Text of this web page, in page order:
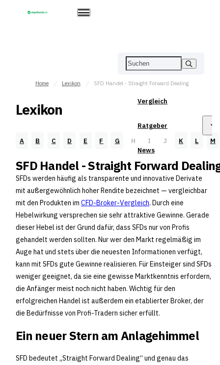
Vergleich
Ratgeber
News
Home Lexikon SFD Handel - Straight Forward Dealing
Lexikon
A B C D E F G H I J K L M
SFD Handel - Straight Forward
SFDs werden häufig als transparente und innovative Derivate
mit außergewöhnlich hoher Rendite bezeichnet — vergleichbar
mit den Produkten im CFD-Broker-Vergleich. Durch eine
Hebelwirkung versprechen sie sehr attraktive Gewinne. Gerade
dieser Hebel ist der Grund dafür, dass SFDs nur von Profis
gehandelt werden sollten. Nur wer den Markt regelmäßig im
Auge hat und stets über die neuesten Informationen verfügt,
kann mit SFDs gute Gewinne realisieren. Für Einsteiger sind SFDs
weniger geeignet, da sie eine gewisse Marktkenntnis erfordern,
die Anfänger meist noch nicht haben. Wichtig für den
erfolgreichen Handel ist außerdem ein etablierter Broker, der
die Bedürfnisse von Profi-Tradern sicher erfüllt.
Ein neuer Stern am Anlagehimmel
SFD bedeutet „Straight Forward Dealing“ und genau das